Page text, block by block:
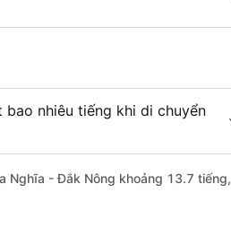
nhiêu tiếng khi di chuyển
Nghĩa - Đắk Nông khoảng 13.7 tiếng,